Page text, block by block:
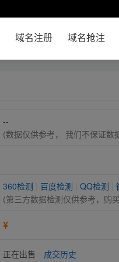
域名注册 域名抢注
--
(数据仅供参考， 我们不保证数
360检测 百度检测 QQ检测
(第三方数据检测仅供参考，购
¥
正在出售 成交历史